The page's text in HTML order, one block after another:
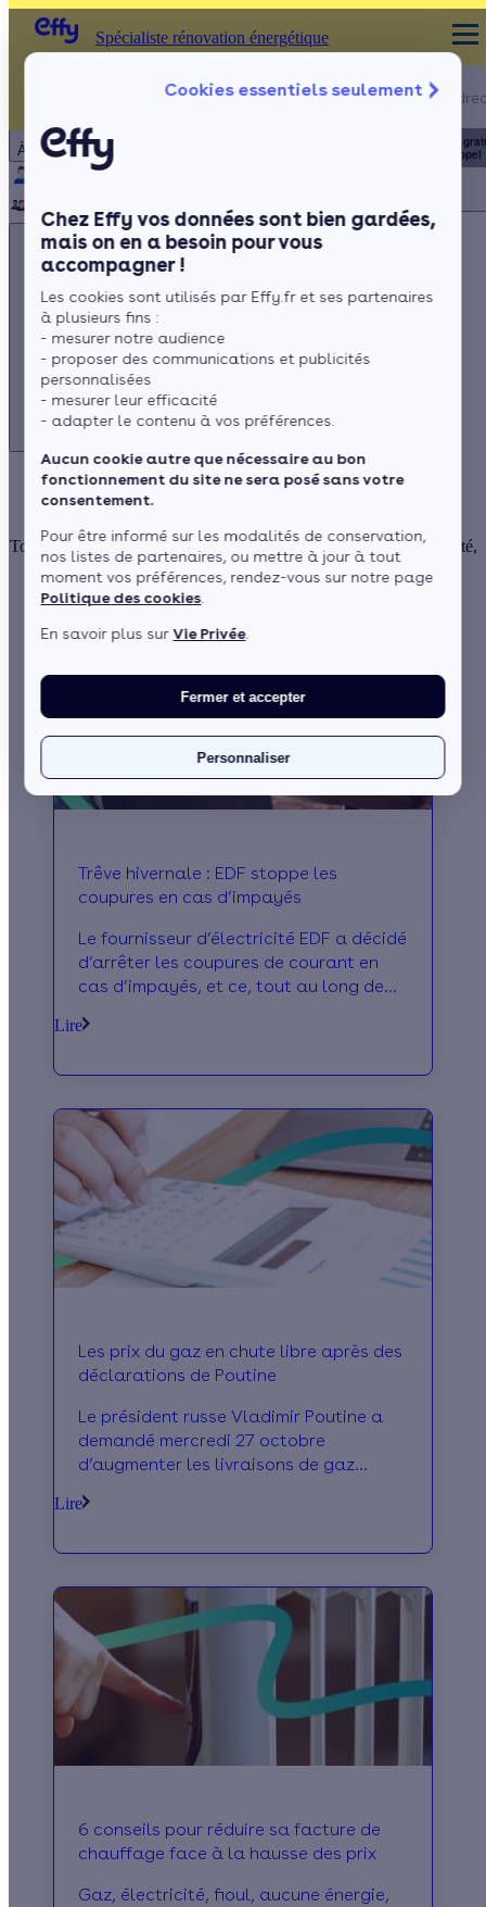
Cookies essentiels seulement
Chez Effy vos données sont bien gardées,
mais on en a besoin pour vous
accompagner !
Les cookies sont utilisés par Effy.fr et ses partenaires
à plusieurs fins :
- mesurer notre audience
- proposer des communications et publicités
personnalisées
- mesurer leur efficacité
- adapter le contenu à vos préférences.
Aucun cookie autre que nécessaire au bon
fonctionnement du site ne sera posé sans votre
consentement.
Pour être informé sur les modalités de conservation,
nos listes de partenaires, ou mettre à jour à tout
moment vos préférences, rendez-vous sur notre page
Politique des cookies.
En savoir plus surVie Privée.
Fermer et accepter
Personnaliser
À propos
Notre équipe
Rejoignez-nous Presse
Spécialiste rénovation énergétique
Appelez-nous !
du lundi au
Service
+ prix appel
Appelez-nous !
du lundi au vendredi - 8h à 19h
3456
Service gratuit
+ prix appel
Spécialiste rénovation énergétique
Les prix de l'énergie en bref
Tout comprendre aux prix de l'énergie pour votre maison (électricité,
gaz, bois, fioul, etc.) : les dernières actualités, les tendances du
marché et les chiffres en temps réel.
Trêve hivernale : EDF stoppe les
coupures en cas d’impayés
Le fournisseur d’électricité EDF a décidé
d’arrêter les coupures de courant en
cas d’impayés, et ce, tout au long de
beaucoup de foyers, alors que les prix
Lire
Les prix du gaz en chute libre après des
déclarations de Poutine
Le président russe Vladimir Poutine a
demandé mercredi 27 octobre
d’augmenter les livraisons de gaz
fait baisser les prix de cette ressource
Lire
6 conseils pour réduire sa facture de
chauffage face à la hausse des prix
Gaz, électricité, fioul, aucune énergie,